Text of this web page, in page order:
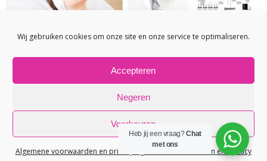
Wij gebruiken cookies om onze site en onze service te optimaliseren.
Accepteren
Negeren
Voorkeuren
Algemene voorwaarden en privacy Algemene voorwaarden en privacy
© 2026 Aromas Beautysalon. Created for free using
WordPress andColibri
Heb jij een vraag?Chat
met ons